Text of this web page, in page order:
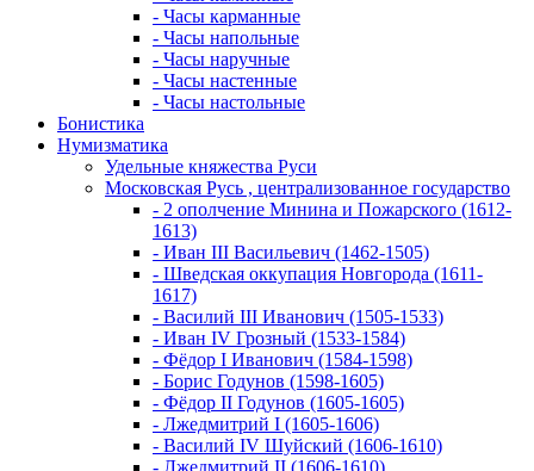
- Часы карманные
- Часы напольные
- Часы наручные
- Часы настенные
- Часы настольные
Бонистика
Нумизматика
Удельные княжества Руси
Московская Русь , централизованное государство
- 2 ополчение Минина и Пожарского (1612-
1613)
- Иван III Васильевич (1462-1505)
- Шведская оккупация Новгорода (1611-
1617)
- Василий III Иванович (1505-1533)
- Иван IV Грозный (1533-1584)
- Фёдор I Иванович (1584-1598)
- Борис Годунов (1598-1605)
- Фёдор II Годунов (1605-1605)
- Лжедмитрий I (1605-1606)
- Василий IV Шуйский (1606-1610)
- Лжедмитрий II (1606-1610)